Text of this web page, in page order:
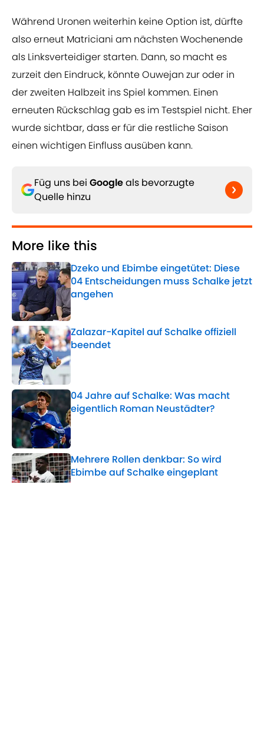
Während Uronen weiterhin keine Option ist, dürfte
also erneut Matriciani am nächsten Wochenende
als Linksverteidiger starten. Dann, so macht es
zurzeit den Eindruck, könnte Ouwejan zur oder in
der zweiten Halbzeit ins Spiel kommen. Einen
erneuten Rückschlag gab es im Testspiel nicht. Eher
wurde sichtbar, dass er für die restliche Saison
einen wichtigen Einfluss ausüben kann.
Füg uns bei Googleals bevorzugte
Quelle hinzu
More like this
Dzeko und Ebimbe eingetütet: Diese
04 Entscheidungen muss Schalke jetzt
angehen
Published by on Invalid Date
Zalazar-Kapitel auf Schalke offiziell
beendet
Published by on Invalid Date
04 Jahre auf Schalke: Was macht
eigentlich Roman Neustädter?
Published by on Invalid Date
Mehrere Rollen denkbar: So wird
Ebimbe auf Schalke eingeplant
Published by on Invalid Date